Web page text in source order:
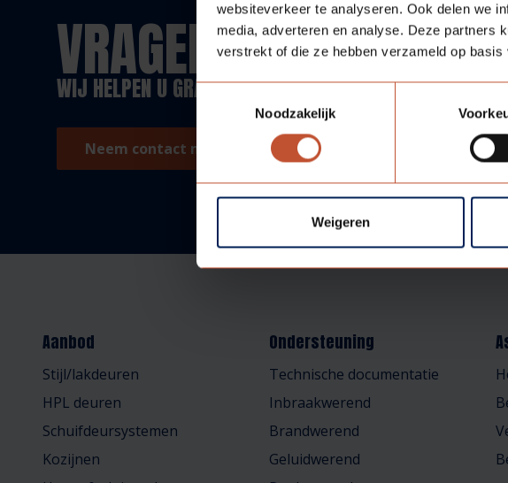
websiteverkeer te analyseren. Ook delen we
media, adverteren en analyse. Deze partners
verstrekt of die ze hebben verzameld op
Noodzakelijk
Weigeren
VRAGEN?
WIJ HELPEN U GRAAG!
Neem contact met ons op!
Aanbod
Stijl/lakdeuren
HPL deuren
Schuifdeursystemen
Kozijnen
Ondersteuning
Technische documentatie
Inbraakwerend
Brandwerend
Geluidwerend